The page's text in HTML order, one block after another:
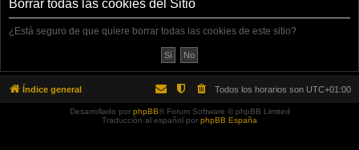
Borrar todas las cookies del Sitio
¿Está seguro de que quiere borrar todas las cookies de este sitio?
Índice general Todos los horarios son UTC+01:00
Desarrollado por phpBB® Forum Software © phpBB Limited
Traducción al español por phpBB España